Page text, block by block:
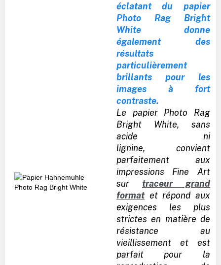
éclatant du papier
Photo Rag Bright
White donne
également des
résultats
particulièrement
brillants pour les
images à fort
contraste.
Le papier Photo Rag
Bright White, sans
acide ni
lignine, convient
parfaitement aux
impressions Fine Art
sur traceur grand
formatet répond aux
exigences les plus
strictes en matière de
résistance au
vieillissement et est
parfait pour la